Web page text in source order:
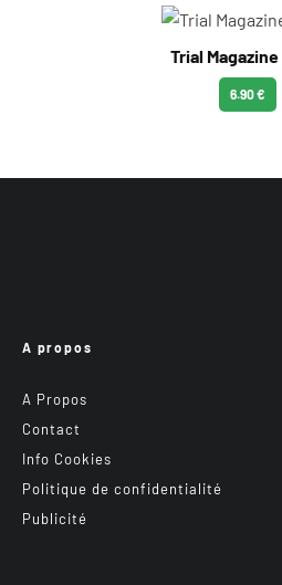
Trial Magazine
6.90 €
A propos
A Propos
Contact
Info Cookies
Politique de confidentialité
Publicité